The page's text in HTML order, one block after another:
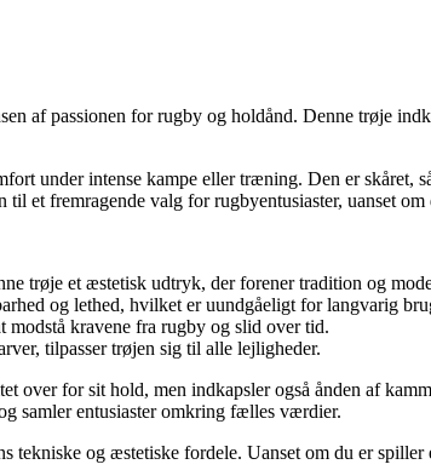
af passionen for rugby og holdånd. Denne trøje
under intense kampe eller træning. Den er
et fremragende valg for rugbyentusiaster, uanset
trøje et æstetisk udtryk, der forener tradition og
og lethed, hvilket er uundgåeligt for langvarig
modstå kravene fra rugby og slid over tid.
tilpasser trøjen sig til alle lejligheder.
for sit hold, men indkapsler også ånden af
samler entusiaster omkring fælles værdier.
og æstetiske fordele. Uanset om du er